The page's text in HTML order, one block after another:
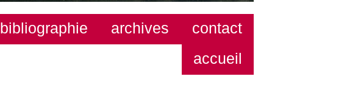
contact
archives
bibliographie
accueil